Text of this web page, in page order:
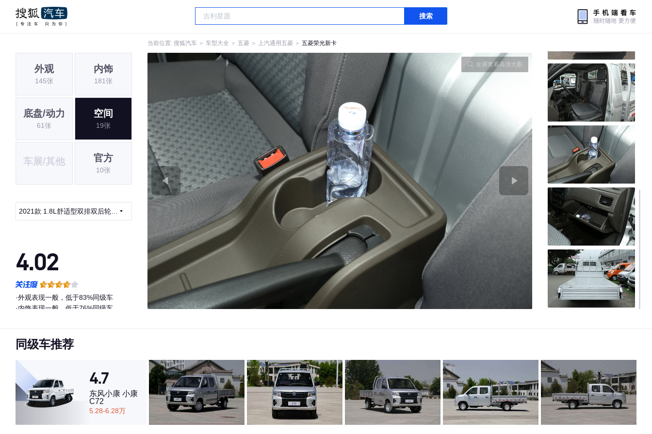
搜索
当前位置: 搜狐汽车 ＞ 车型大全 ＞ 五菱 ＞ 上汽通用五菱 ＞ 五菱荣光新卡
外观
145张
内饰
181张
底盘/动力
61张
空间
19张
车展/其他 官方
10张
2021款 1.8L舒适型双排双后轮
4.02
·外观表现一般，低于83%同级车
·内饰表现一般，低于76%同级车
全屏查看高清大图
同级车推荐
4.7
东风小康 小康
C72
5.28-6.28万